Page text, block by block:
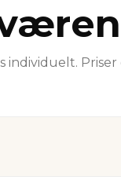
individuelt. Priser